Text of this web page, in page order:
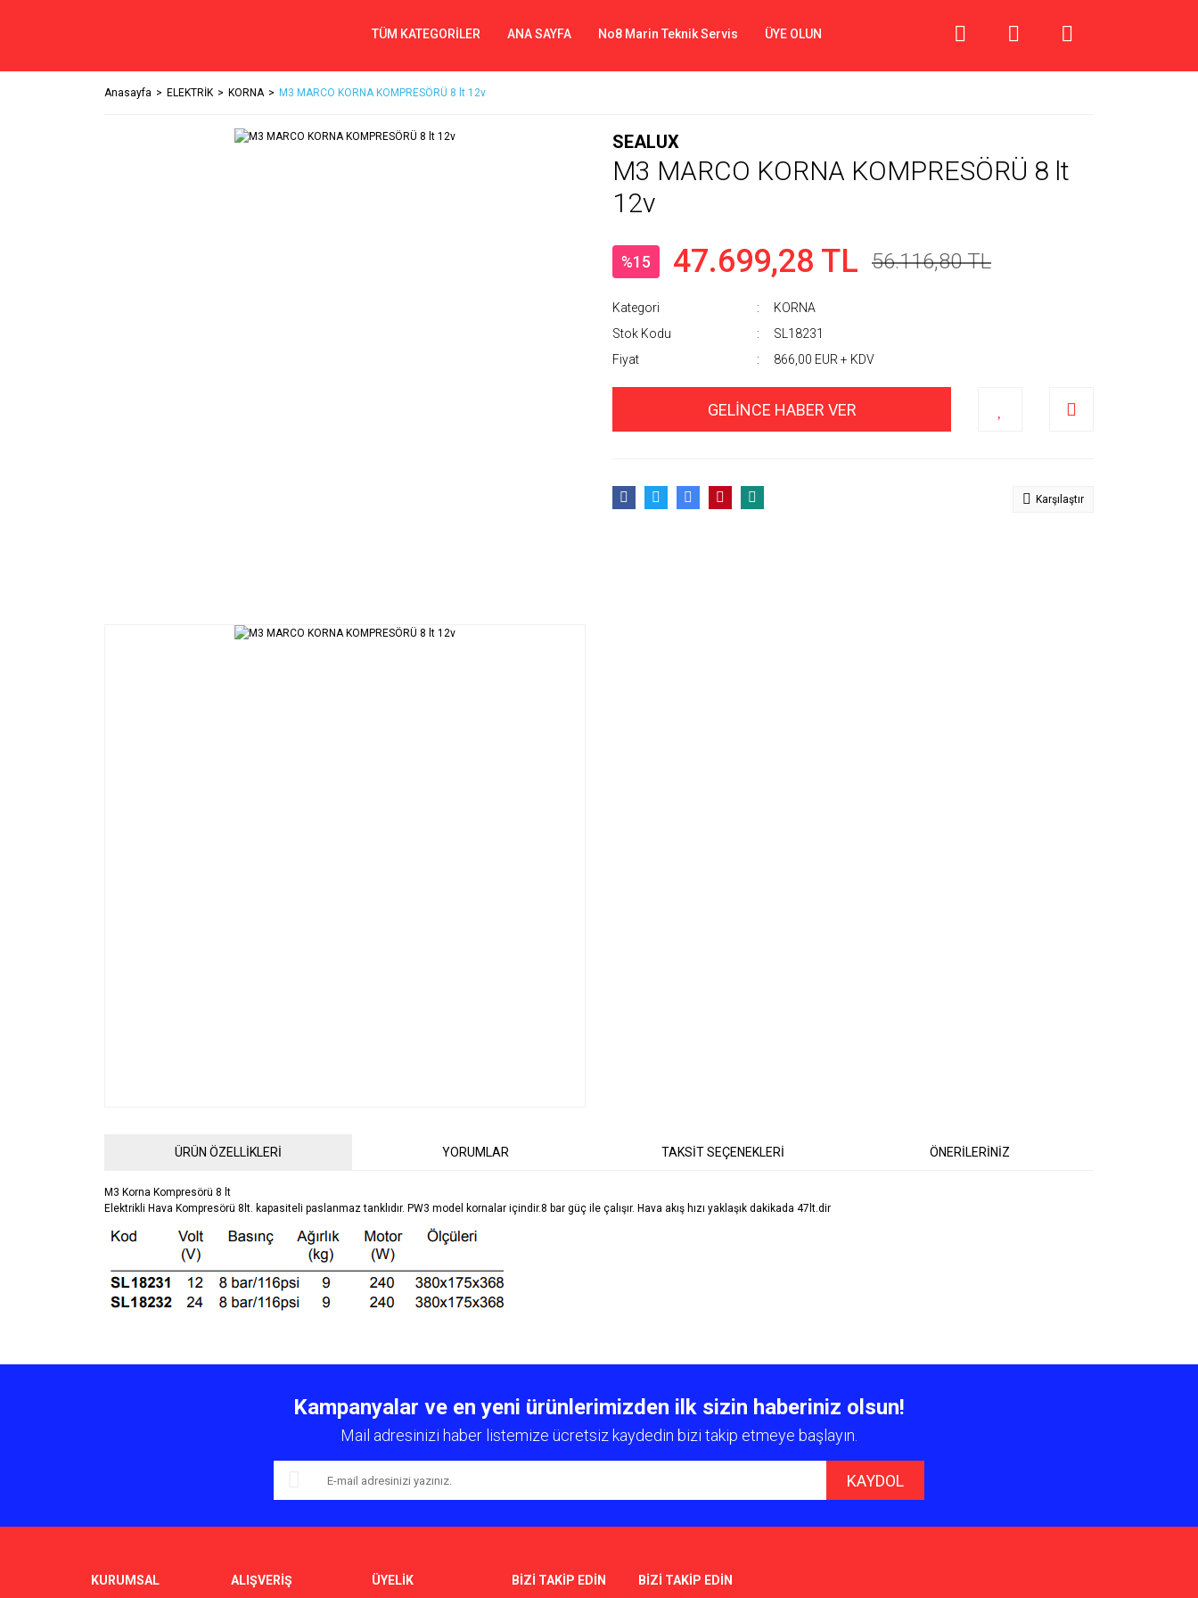
TÜM KATEGORİLER ANA SAYFA No8 Marin Teknik Servis ÜYE OLUN
Anasayfa ELEKTRİK KORNA M3 MARCO KORNA KOMPRESÖRÜ 8 lt 12v
SEALUX
M3 MARCO KORNA KOMPRESÖRÜ 8 lt
12v
%15 47.699,28 TL 56.116,80 TL
Kategori
KORNA
Stok Kodu
SL18231
Fiyat
866,00 EUR + KDV
GELİNCE HABER VER
Karşılaştır
ÜRÜN ÖZELLİKLERİ YORUMLAR TAKSİT SEÇENEKLERİ ÖNERİLERİNİZ
M3 Korna Kompresörü 8 lt
Elektrikli Hava Kompresörü 8lt. kapasiteli paslanmaz tanklıdır. PW3 model kornalar içindir.8 bar güç ile çalışır. Hava akış hızı yaklaşık dakikada 47lt.dir
Yorum Yaz
Ürün resmi kalitesiz, bozuk veya görüntülenemiyor.
Kampanyalar ve en yeni ürünlerimizden ilk sizin haberiniz olsun!
Mail adresinizi haber listemize ücretsiz kaydedin bizi takip etmeye başlayın.
KAYDOL
KURUMSAL ALIŞVERİŞ ÜYELİK BİZİ TAKİP EDİN BİZİ TAKİP EDİN